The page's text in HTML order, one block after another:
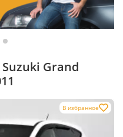
Grand
В избранное